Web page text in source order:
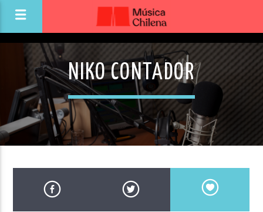
NIKO CONTADOR